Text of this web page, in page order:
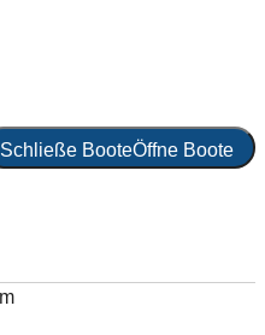
Schließe BooteÖffne Boote